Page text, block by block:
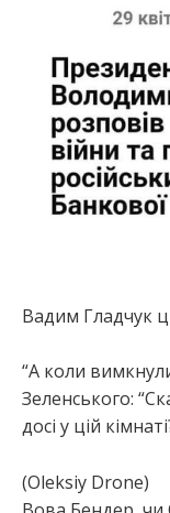
Вадим Гладчук
“А коли
Зеленського:
досі у цій
(Oleksiy Drone)